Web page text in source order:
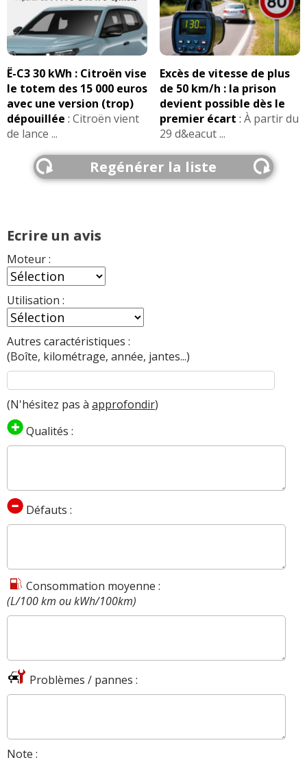
Ë-C3 30 kWh : Citroën vise
le totem des 15 000 euros
avec une version (trop)
dépouillée : Citroën vient
de lance ...
Excès de vitesse de plus
de 50 km/h : la prison
devient possible dès le
premier écart : À partir du
29 d&eacut ...
Regénérer la liste
Ecrire un avis
Moteur :
Utilisation :
Autres caractéristiques :
(Boîte, kilométrage, année, jantes...)
(N'hésitez pas à approfondir)
Qualités :
Défauts :
Consommation moyenne :
(L/100 km ou kWh/100km)
Problèmes / pannes :
Note :